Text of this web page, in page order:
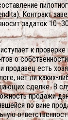
Контракт
задаток
к
о
продавец есть
нет ли каких-
сделке. В
продажи
по вине